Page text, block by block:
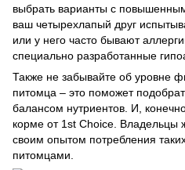
выбрать варианты с
ваш четырехлапый друг
или у него часто бывают
специально разработанные
Также не забывайте об уровне
питомца – это поможет
балансом нутриентов. И,
корме от 1st Choice. Владельцы
своим опытом потребления
питомцами.